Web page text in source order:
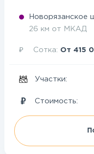
Новорязанское
26 км от МКАД
₽ Сотка: От 415
Участки:
Стоимость: